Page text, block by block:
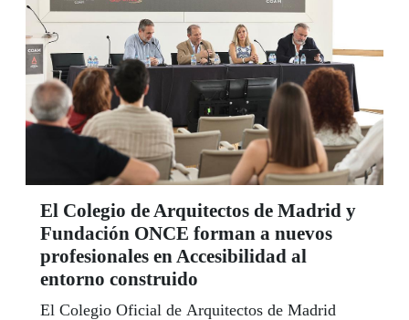
El Colegio de Arquitectos de Madrid y
Fundación ONCE forman a nuevos
profesionales en Accesibilidad al
entorno construido
El Colegio Oficial de Arquitectos de Madrid